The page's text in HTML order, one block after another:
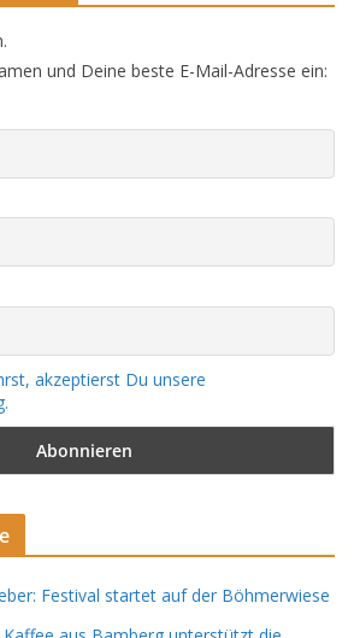
und Deine beste E-Mail-Adresse ein:
akzeptierst Du unsere
Festival startet auf der Böhmerwiese